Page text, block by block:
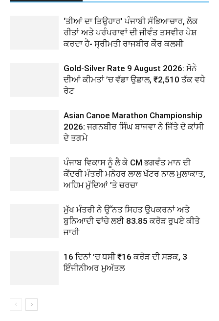
‘ਤੀਆਂ ਦਾ ਤਿਉਹਾਰ’ ਪੰਜਾਬੀ ਸੱਭਿਆਚਾਰ, ਲੋਕ
ਰੀਤਾਂ ਅਤੇ ਪਰੰਪਰਾਵਾਂ ਦੀ ਜੀਵੰਤ ਤਸਵੀਰ ਪੇਸ਼
ਕਰਦਾ ਹੈ- ਸ੍ਰੀਮਤੀ ਰਾਜਬੀਰ ਕੌਰ ਕਲਸੀ
Gold-Silver Rate 9 August 2026: ਸੋਨੇ
ਦੀਆਂ ਕੀਮਤਾਂ ’ਚ ਵੱਡਾ ਉਛਾਲ, ₹2,510 ਤੱਕ ਵਧੇ
ਰੇਟ
Asian Canoe Marathon Championship
2026: ਜਗਨਬੀਰ ਸਿੰਘ ਬਾਜਵਾ ਨੇ ਜਿੱਤੇ ਦੋ ਕਾਂਸੀ
ਦੇ ਤਗਮੇ
ਪੰਜਾਬ ਵਿਕਾਸ ਨੂੰ ਲੈ ਕੇ CM ਭਗਵੰਤ ਮਾਨ ਦੀ
ਕੇਂਦਰੀ ਮੰਤਰੀ ਮਨੋਹਰ ਲਾਲ ਖੱਟਰ ਨਾਲ ਮੁਲਾਕਾਤ,
ਅਹਿਮ ਮੁੱਦਿਆਂ ’ਤੇ ਚਰਚਾ
ਮੁੱਖ ਮੰਤਰੀ ਨੇ ਉੱਨਤ ਸਿਹਤ ਉਪਕਰਨਾਂ ਅਤੇ
ਬੁਨਿਆਦੀ ਢਾਂਚੇ ਲਈ 83.85 ਕਰੋੜ ਰੁਪਏ ਕੀਤੇ
ਜਾਰੀ
16 ਦਿਨਾਂ ’ਚ ਧਸੀ ₹16 ਕਰੋੜ ਦੀ ਸੜਕ, 3
ਇੰਜੀਨੀਅਰ ਮੁਅੱਤਲ